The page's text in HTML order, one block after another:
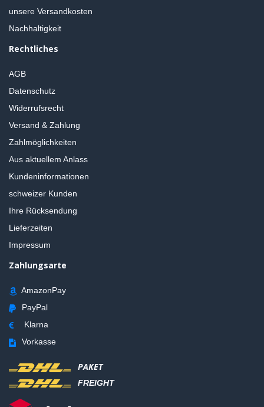
unsere Versandkosten
Nachhaltigkeit
Rechtliches
AGB
Datenschutz
Widerrufsrecht
Versand & Zahlung
Zahlmöglichkeiten
Aus aktuellem Anlass
Kundeninformationen
schweizer Kunden
Ihre Rücksendung
Lieferzeiten
Impressum
Zahlungsarte
AmazonPay
PayPal
Klarna
Vorkasse
PAKET
FREIGHT